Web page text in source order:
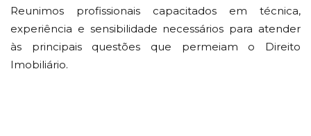
Reunimos profissionais capacitados em técnica,
experiência e sensibilidade necessários para atender
às principais questões que permeiam o Direito
Imobiliário.